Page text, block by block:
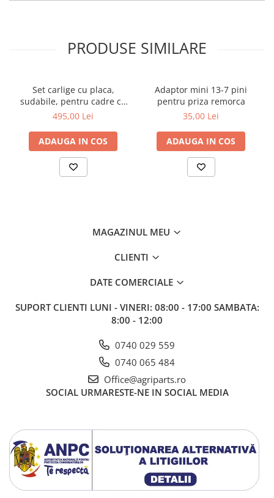
PRODUSE SIMILARE
Set carlige cu placa,
sudabile, pentru cadre cu
schimbare rapida Euro-
495,00 Lei
ADAUGA IN COS
Adaptor mini 13-7 pini
pentru priza remorca
35,00 Lei
ADAUGA IN COS
MAGAZINUL MEU
CLIENTI
DATE COMERCIALE
SUPORT CLIENTI LUNI - VINERI: 08:00 - 17:00 SAMBATA:
8:00 - 12:00
0740 029 559
0740 065 484
Office@agriparts.ro
SOCIAL URMARESTE-NE IN SOCIAL MEDIA